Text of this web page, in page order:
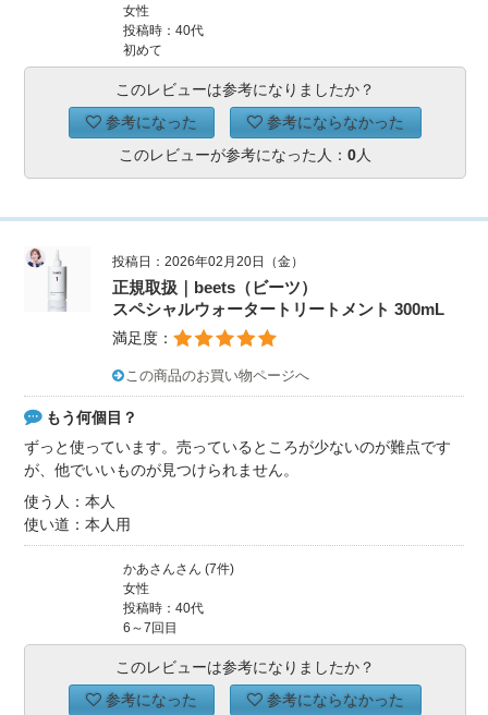
女性
投稿時：40代
初めて
このレビューは参考になりましたか？
参考になった
参考にならなかった
このレビューが参考になった人： 0人
投稿日：2026年02月20日（金）
正規取扱｜beets（ビーツ）
スペシャルウォータートリートメント 300mL
満足度：
この商品のお買い物ページへ
もう何個目？
ずっと使っています。売っているところが少ないのが難点です
が、他でいいものが見つけられません。
使う人：本人
使い道：本人用
かあさんさん (7件)
女性
投稿時：40代
6～7回目
このレビューは参考になりましたか？
参考になった
参考にならなかった